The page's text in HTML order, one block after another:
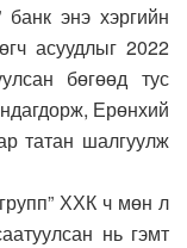
энэ хэргийн
асуудлыг 2022
бөгөөд тус
Ерөнхий
татан шалгуулж
ХХК ч мөн л
нь гэмт